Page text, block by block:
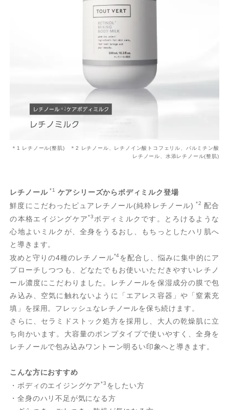
＊1 レチノール(整肌) ＊2 レチノール、レチノイン酸トコフェリル、パルミチン酸
レチノール、水添レチノール(整肌)
レチノール *1 ケアシリーズからボディミルク登場
鮮度にこだわったピュアレチノール(純粋レチノール) *2 配合
の本格エイジングケア*3 ボディミルクです。とろけるような
心地よいミルクが、全身をうるおし、もちっとしたハリ肌へ
と導きます。
攻めと守りの4種のレチノール*4を配合し、悩みに集中的にア
プローチしつつも、どなたでもお使いいただきやすいレチノ
ール濃度にこだわりました。レチノールを保湿成分の膜で包
み込み、空気に触れないように「エアレス容器」や「窒素充
填」を採用。フレッシュなレチノールを保ち続けます。
さらに、セラミドストック処方を採用し、大人の乾燥肌に立
ち向かいます。大容量のポンプタイプで使いやすく、全身を
レチノールで包み込みワントーン明るい印象へと導きます。
こんな方におすすめ
・ボディのエイジングケア*3 をしたい方
・全身のハリ不足が気になる方